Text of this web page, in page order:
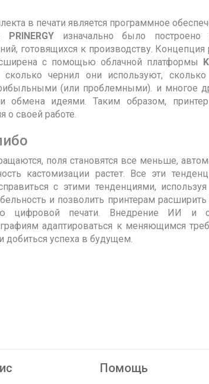
в печати является программное
PRINERGY изначально было построено
готовящихся к производству. Концепция
с помощью облачной платформы
чернил они используют, сколько
(или проблемными). и многое
и обмена идеями. Таким образом,
своей работе.
поля становятся все меньше,
кастомизации растет. Все эти
с этими тенденциями,
и позволить принтерам
цифровой печати. Внедрение ИИ и
адаптироваться к меняющимся
добиться успеха в будущем.
Помощь